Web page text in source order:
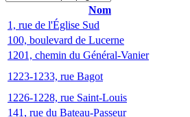
Nom
1, rue de l'Église Sud
100, boulevard de Lucerne
1201, chemin du Général-Vanier
1223-1233, rue Bagot
1226-1228, rue Saint-Louis
141, rue du Bateau-Passeur